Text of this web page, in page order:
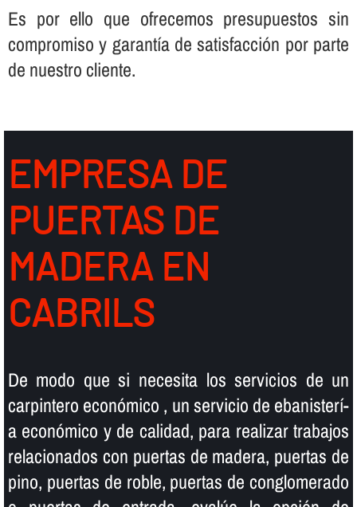
Es por ello que ofrecemos presupuestos sin
compromiso y garantí­a de satisfacción por parte
de nuestro cliente.
EMPRESA DE
PUERTAS DE
MADERA EN
CABRILS
De modo que si necesita los servicios de un
carpintero económico , un servicio de ebanisterí­
a económico y de calidad, para realizar trabajos
relacionados con puertas de madera, puertas de
pino, puertas de roble, puertas de conglomerado